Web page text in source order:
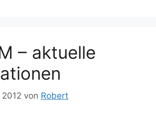
– aktuelle
von Robert